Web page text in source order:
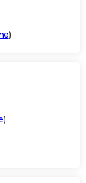
)
)